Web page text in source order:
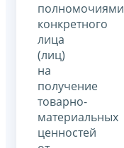
полномочиями
конкретного
лица
(лиц)
на
получение
товарно-
материальных
ценностей